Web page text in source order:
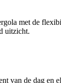
met de
uitzicht.
van de dag en